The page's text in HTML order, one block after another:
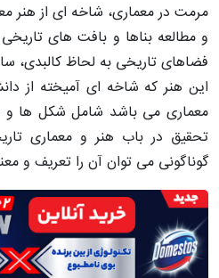
مرمت در معماری، شاخه ای از هنر
و مطالعه بناها و بافت های تاریخی
فضاهای تاریخی به لحاظ کالبدی،
این هنر که شاخه ای آمیخته از
معماری می باشد شامل شکل ها و
تحقیق در باب هنر و معماری
گوناگونی می توان آن را تعریف و